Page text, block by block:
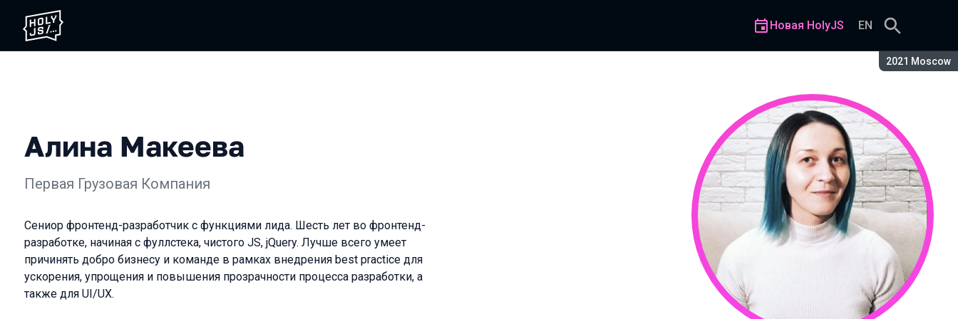
Сезон:
2021 Moscow
Новая HolyJS EN
Алина Макеева
Первая Грузовая Компания
Сениор фронтенд-разработчик с функциями лида. Шесть лет во фронтенд-
разработке, начиная с фуллстека, чистого JS, jQuery. Лучше всего умеет
причинять добро бизнесу и команде в рамках внедрения best practice для
ускорения, упрощения и повышения прозрачности процесса разработки, а
также для UI/UX.